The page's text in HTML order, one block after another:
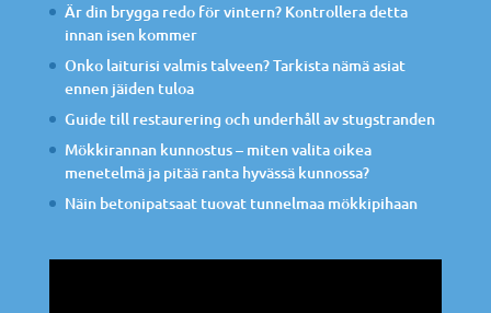
Är din brygga redo för vintern? Kontrollera detta
innan isen kommer
Onko laiturisi valmis talveen? Tarkista nämä asiat
ennen jäiden tuloa
Guide till restaurering och underhåll av stugstranden
Mökkirannan kunnostus – miten valita oikea
menetelmä ja pitää ranta hyvässä kunnossa?
Näin betonipatsaat tuovat tunnelmaa mökkipihaan